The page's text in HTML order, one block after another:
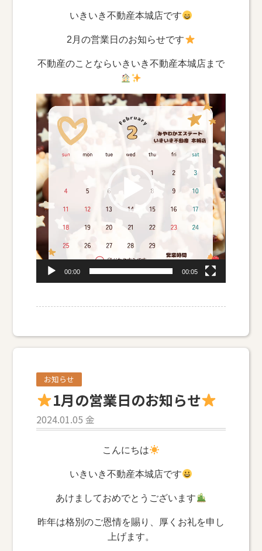
いきいき不動産本城店です
2月の営業日のお知らせです
不動産のことならいきいき不動産本城店まで
動
画
プ
レ
ー
ヤ
ー
00:00 00:05
お知らせ
1月の営業日のお知らせ
2024.01.05 金
こんにちは
いきいき不動産本城店です
あけましておめでとうございます
昨年は格別のご恩情を賜り、厚くお礼を申し
上げます。